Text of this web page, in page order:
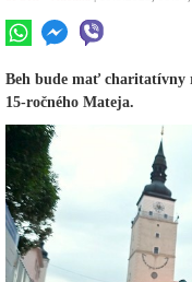
Beh bude mať charitatívny
15-ročného Mateja.